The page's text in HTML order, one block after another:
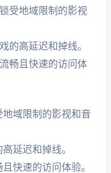
受地域限制的影视
的高延迟和掉线。
畅且快速的访问体
域限制的影视和音
延迟和掉线。
快速的访问体验。